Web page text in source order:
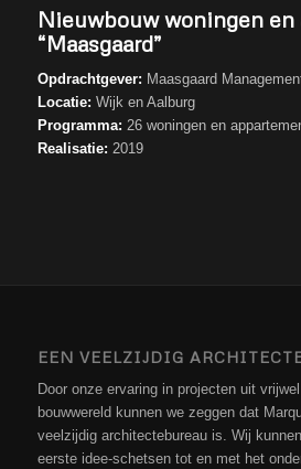
Nieuwbouw woningen
“Maasgaard”
Opdrachtgever: Maasgaard
Locatie: Wijk en Aalburg
Programma: 26 woningen en
Realisatie: 2019
EEN VEELZIJDIG
Door onze ervaring in projecten uit
bouwwereld kunnen we zeggen dat
veelzijdig architectebureau is. Wij
eerste idee-schetsen tot en met het